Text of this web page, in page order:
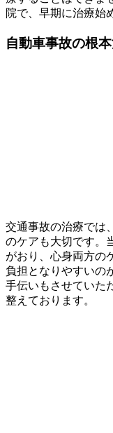
院で、早期に治療始
自動車事故の根
交通事故の治療では
のケアも大切です。
がおり、心身両方の
負担となりやすいの
手伝いもさせていた
整えております。